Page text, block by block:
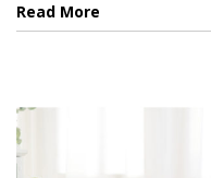
Read More